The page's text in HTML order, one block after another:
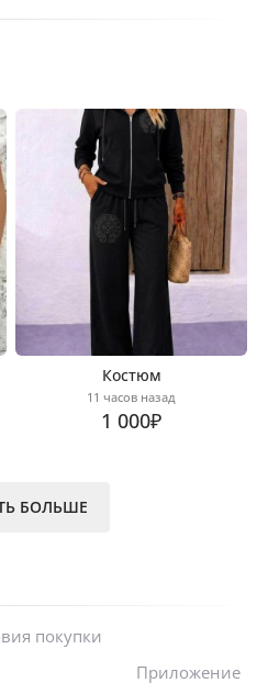
Костюм
11 часов назад
1 000₽
БОЛЬШЕ
покупки
Приложение